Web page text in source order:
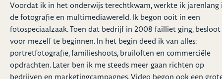
Voordat ik in het onderwijs terechtkwam, werkte ik jarenlang
de fotografie en multimediawereld. Ik begon ooit in een
fotospeciaalzaak. Toen dat bedrijf in 2008 failliet ging,
voor mezelf te beginnen. In het begin deed ik van alles:
portretfotografie, familieshoots, bruiloften en commerciële
opdrachten. Later ben ik me steeds meer gaan richten op
bedrijven en marketingcampagnes. Video begon ook een